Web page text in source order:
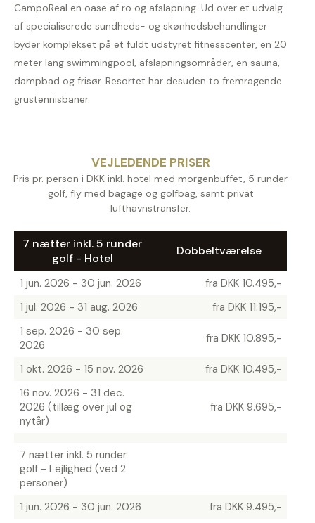
CampoReal en oase af ro og afslapning. Ud over et udvalg
af specialiserede sundheds- og skønhedsbehandlinger
byder komplekset på et fuldt udstyret fitnesscenter, en 20
meter lang swimmingpool, afslapningsområder, en sauna,
dampbad og frisør. Resortet har desuden to fremragende
grustennisbaner.
VEJLEDENDE PRISER
Pris pr. person i DKK inkl. hotel med morgenbuffet, 5 runder
golf, fly med bagage og golfbag, samt privat
lufthavnstransfer.
7 nætter inkl. 5 runder
golf - Hotel
Dobbeltværelse
1 jun. 2026 - 30 jun. 2026
fra DKK 10.495,-
1 jul. 2026 - 31 aug. 2026
fra DKK 11.195,-
1 sep. 2026 - 30 sep.
2026
fra DKK 10.895,-
1 okt. 2026 - 15 nov. 2026
fra DKK 10.495,-
16 nov. 2026 - 31 dec.
2026 (tillæg over jul og
nytår)
fra DKK 9.695,-
7 nætter inkl. 5 runder
golf - Lejlighed (ved 2
personer)
1 jun. 2026 - 30 jun. 2026
fra DKK 9.495,-